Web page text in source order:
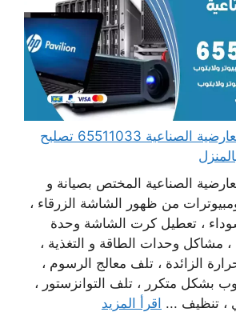
مهندس كمبيوتر العارضية الصناعية 65511033 تصليح
الصناعية المختص بصيانة و
من ظهور الشاشة الزرقاء ،
، تعطيل كرت الشاشة وحدة
مشاكل وحدات الطاقة و التغذية ،
الزائدة ، تلف معالج الرسوم ،
بشكل متكرر ، تلف التوانزستور ،
، تنظيف ... اقرأ المزيد